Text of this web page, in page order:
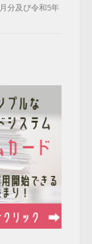
分及び令和5年